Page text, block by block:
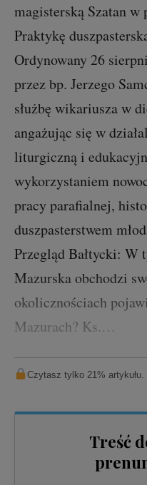
magisterską Szatan
Praktykę
Ordynowany 26
przez bp. Jerzego
służbę wikariusza w
angażując się w
liturgiczną i
wykorzystaniem
pracy parafialnej,
duszpasterstwem
Przegląd Bałtycki: W
Mazurska obchodzi
okolicznościach
Mazurach? Ks.…
Czytasz tylko 21%
Treść